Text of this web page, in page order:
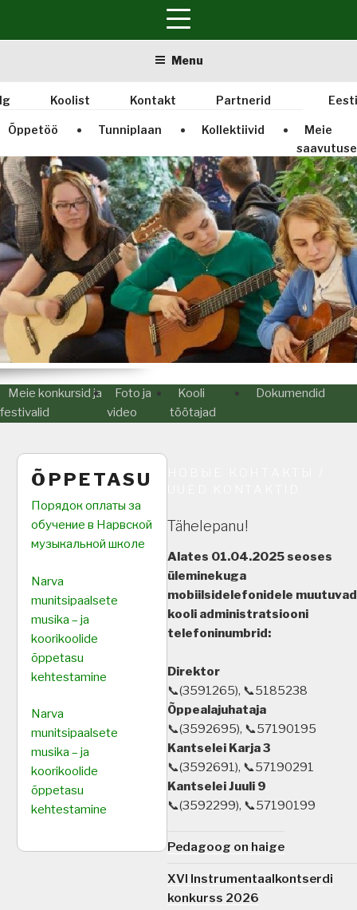
Menu
Koolist Kontakt Partnerid
Õppetöö Tunniplaan Kollektiivid
Meie
Meie konkursid ja
festivalid
Foto ja
video
Kooli
töötajad
Dokumendid
ÕPPETASU
Порядок оплаты за
обучение в Нарвской
музыкальной школе
Narva
munitsipaalsete
musika – ja
koorikoolide
õppetasu
kehtestamine
Narva
munitsipaalsete
musika – ja
koorikoolide
õppetasu
kehtestamine
Tähelepanu!
Alates 01.04.2025 seoses
üleminekuga
mobiilsidelefonidele muutuvad
kooli administratsiooni
telefoninumbrid:
Direktor
📞(3591265), 📞5185238
Õppealajuhataja
📞(3592695), 📞57190195
Kantselei Karja 3
📞(3592691), 📞57190291
Kantselei Juuli 9
📞(3592299), 📞57190199
Pedagoog on haige
XVI Instrumentaalkontserdi
konkurss 2026